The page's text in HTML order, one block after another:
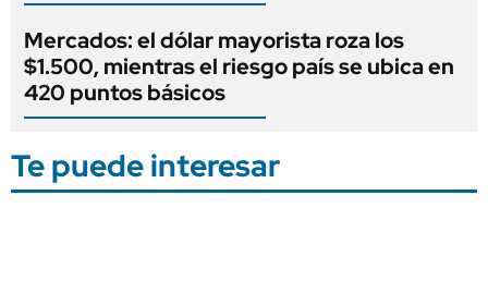
Mercados: el dólar mayorista roza los
$1.500, mientras el riesgo país se ubica en
420 puntos básicos
Te puede interesar